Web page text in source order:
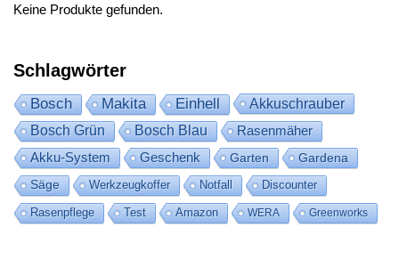
Keine Produkte gefunden.
Schlagwörter
Bosch Makita Einhell Akkuschrauber
Bosch Grün Bosch Blau Rasenmäher
Akku-System Geschenk Garten Gardena
Säge Werkzeugkoffer Notfall Discounter
Rasenpflege Test Amazon WERA Greenworks